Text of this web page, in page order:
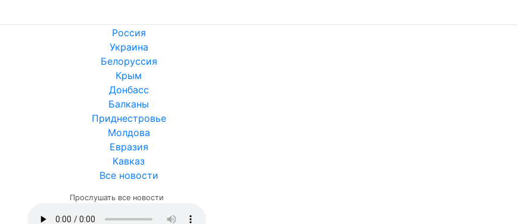
Россия
Украина
Белоруссия
Крым
Донбасс
Балканы
Приднестровье
Молдова
Евразия
Кавказ
Все новости
Прослушать все новости